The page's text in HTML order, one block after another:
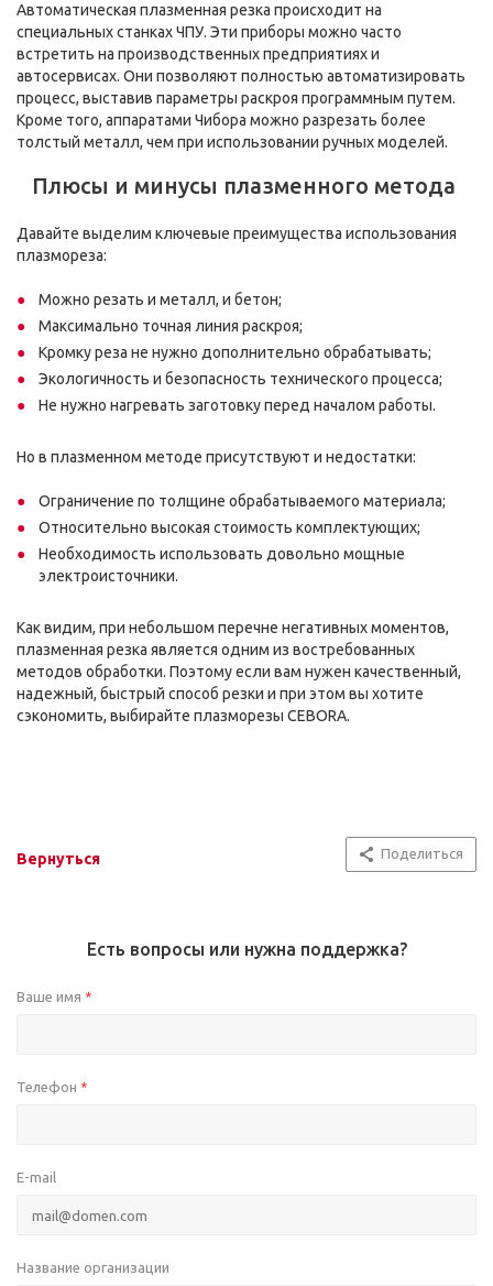
Автоматическая плазменная резка происходит на
специальных станках ЧПУ. Эти приборы можно часто
встретить на производственных предприятиях и
автосервисах. Они позволяют полностью автоматизировать
процесс, выставив параметры раскроя программным путем.
Кроме того, аппаратами Чибора можно разрезать более
толстый металл, чем при использовании ручных моделей.
Плюсы и минусы плазменного метода
Давайте выделим ключевые преимущества использования
плазмореза:
Можно резать и металл, и бетон;
Максимально точная линия раскроя;
Кромку реза не нужно дополнительно обрабатывать;
Экологичность и безопасность технического процесса;
Не нужно нагревать заготовку перед началом работы.
Но в плазменном методе присутствуют и недостатки:
Ограничение по толщине обрабатываемого материала;
Относительно высокая стоимость комплектующих;
Необходимость использовать довольно мощные
электроисточники.
Как видим, при небольшом перечне негативных моментов,
плазменная резка является одним из востребованных
методов обработки. Поэтому если вам нужен качественный,
надежный, быстрый способ резки и при этом вы хотите
сэкономить, выбирайте плазморезы CEBORA.
Вернуться Поделиться
Есть вопросы или нужна поддержка?
Ваше имя *
Телефон *
E-mail
Название организации